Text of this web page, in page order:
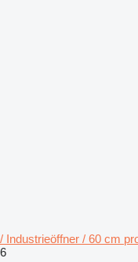
/ Industrieöffner / 60 cm
6